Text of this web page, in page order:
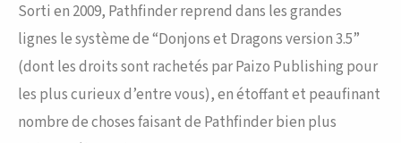
Sorti en 2009, Pathfinder reprend dans les grandes
lignes le système de “Donjons et Dragons version 3.5”
(dont les droits sont rachetés par Paizo Publishing pour
les plus curieux d’entre vous), en étoffant et peaufinant
nombre de choses faisant de Pathfinder bien plus